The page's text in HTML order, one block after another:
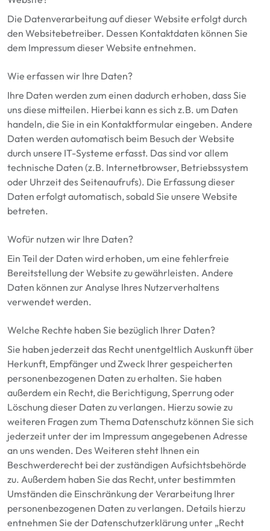
Die Datenverarbeitung auf dieser Website erfolgt durch
den Websitebetreiber. Dessen Kontaktdaten können Sie
dem Impressum dieser Website entnehmen.
Wie erfassen wir Ihre Daten?
Ihre Daten werden zum einen dadurch erhoben, dass Sie
uns diese mitteilen. Hierbei kann es sich z.B. um Daten
handeln, die Sie in ein Kontaktformular eingeben. Andere
Daten werden automatisch beim Besuch der Website
durch unsere IT-Systeme erfasst. Das sind vor allem
technische Daten (z.B. Internetbrowser, Betriebssystem
oder Uhrzeit des Seitenaufrufs). Die Erfassung dieser
Daten erfolgt automatisch, sobald Sie unsere Website
betreten.
Wofür nutzen wir Ihre Daten?
Ein Teil der Daten wird erhoben, um eine fehlerfreie
Bereitstellung der Website zu gewährleisten. Andere
Daten können zur Analyse Ihres Nutzerverhaltens
verwendet werden.
Welche Rechte haben Sie bezüglich Ihrer Daten?
Sie haben jederzeit das Recht unentgeltlich Auskunft über
Herkunft, Empfänger und Zweck Ihrer gespeicherten
personenbezogenen Daten zu erhalten. Sie haben
außerdem ein Recht, die Berichtigung, Sperrung oder
Löschung dieser Daten zu verlangen. Hierzu sowie zu
weiteren Fragen zum Thema Datenschutz können Sie sich
jederzeit unter der im Impressum angegebenen Adresse
an uns wenden. Des Weiteren steht Ihnen ein
Beschwerderecht bei der zuständigen Aufsichtsbehörde
zu. Außerdem haben Sie das Recht, unter bestimmten
Umständen die Einschränkung der Verarbeitung Ihrer
personenbezogenen Daten zu verlangen. Details hierzu
entnehmen Sie der Datenschutzerklärung unter „Recht